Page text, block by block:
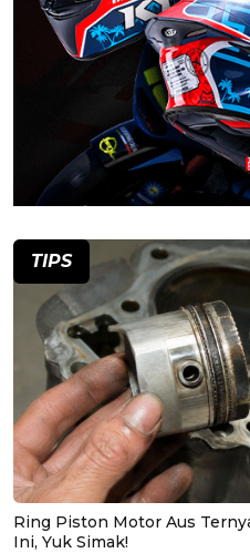
TIPS
Ring Piston Motor Aus
Ini, Yuk Simak!